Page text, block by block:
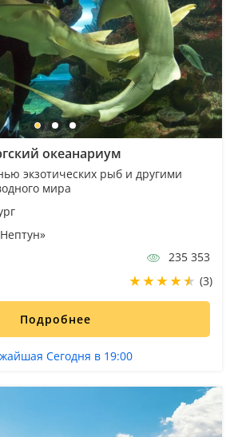
океанариум
экзотических рыб и другими
мира
235 353
(3)
Подробнее
Сегодня в 19:00